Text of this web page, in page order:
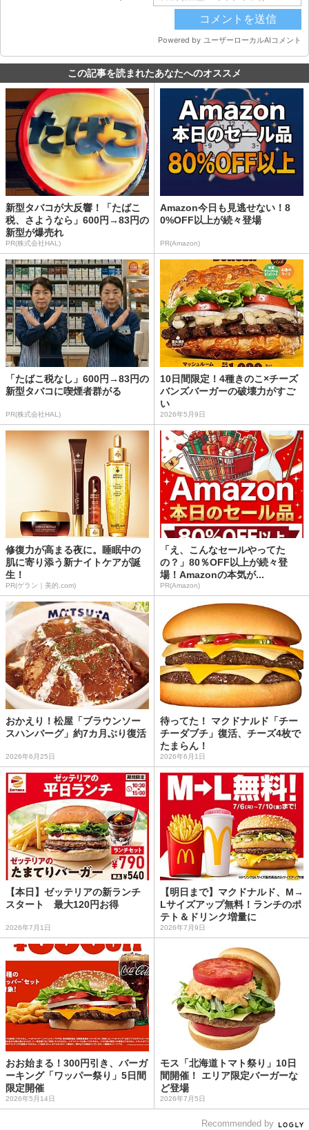
この記事を読まれたあなたへのオススメ
新型タバコが大反響！「たばこ
税、さようなら」600円→83円の
新型が爆売れ
PR(株式会社HAL)
Amazon今日も見逃せない！8
0%OFF以上が続々登場
PR(Amazon)
「たばこ税なし」600円→83円の
新型タバコに喫煙者群がる
PR(株式会社HAL)
10日間限定！4種きのこ×チーズ
バンズバーガーの破壊力がすご
い
2026年5月9日
修復力が高まる夜に。睡眠中の
肌に寄り添う新ナイトケアが誕
生！
PR(ゲラン｜美的.com)
「え、こんなセールやってた
の？」80％OFF以上が続々登
場！Amazonの本気が...
PR(Amazon)
おかえり！松屋「ブラウンソー
スハンバーグ」約7カ月ぶり復活
2026年6月25日
待ってた！ マクドナルド「チー
チーダブチ」復活、チーズ4枚で
たまらん！
2026年6月1日
【本日】ゼッテリアの新ランチ
スタート 最大120円お得
2026年7月1日
【明日まで】マクドナルド、M→
Lサイズアップ無料！ランチのポ
テト＆ドリンク増量に
2026年7月9日
おお始まる！300円引き、バーガ
ーキング「ワッパー祭り」5日間
限定開催
2026年5月14日
モス「北海道トマト祭り」10日
間開催！ エリア限定バーガーな
ど登場
2026年7月5日
Recommended by